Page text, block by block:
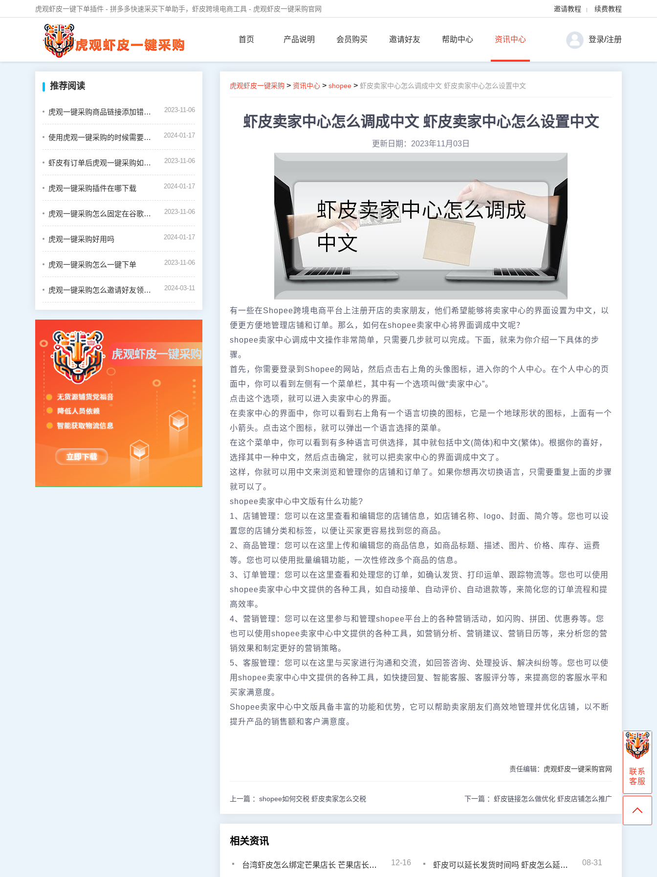
虎观虾皮一键下单插件 - 拼多多快速采买下单助手，虾皮跨境电商工具 - 虎观虾皮一键采购官网 邀请教程 | 续费教程
首页 产品说明 会员购买 邀请好友 帮助中心 资讯中心 登录/注册
推荐阅读
虎观一键采购商品链接添加错误怎么办 2023-11-06
使用虎观一键采购的时候需要绑定虾皮店铺吗 2024-01-17
虾皮有订单后虎观一键采购如何下单 2023-11-06
虎观一键采购插件在哪下载 2024-01-17
虎观一键采购怎么固定在谷歌浏览器的插件栏中 2023-11-06
虎观一键采购好用吗 2024-01-17
虎观一键采购怎么一键下单 2023-11-06
虎观一键采购怎么邀请好友领取奖励 2024-03-11
虎观虾皮一键采购 > 资讯中心 > shopee > 虾皮卖家中心怎么调成中文 虾皮卖家中心怎么设置中文
虾皮卖家中心怎么调成中文 虾皮卖家中心怎么设置中文
更新日期：2023年11月03日
有一些在Shopee跨境电商平台上注册开店的卖家朋友，他们希望能够将卖家中心的界面设置为中文，以
便更方便地管理店铺和订单。那么，如何在shopee卖家中心将界面调成中文呢？
shopee卖家中心调成中文操作非常简单，只需要几步就可以完成。下面，就来为你介绍一下具体的步
骤。
首先，你需要登录到Shopee的网站，然后点击右上角的头像图标，进入你的个人中心。在个人中心的页
面中，你可以看到左侧有一个菜单栏，其中有一个选项叫做“卖家中心”。
点击这个选项，就可以进入卖家中心的界面。
在卖家中心的界面中，你可以看到右上角有一个语言切换的图标，它是一个地球形状的图标，上面有一个
小箭头。点击这个图标，就可以弹出一个语言选择的菜单。
在这个菜单中，你可以看到有多种语言可供选择，其中就包括中文(简体)和中文(繁体)。根据你的喜好，
选择其中一种中文，然后点击确定，就可以把卖家中心的界面调成中文了。
这样，你就可以用中文来浏览和管理你的店铺和订单了。如果你想再次切换语言，只需要重复上面的步骤
就可以了。
shopee卖家中心中文版有什么功能?
1、店铺管理：您可以在这里查看和编辑您的店铺信息，如店铺名称、logo、封面、简介等。您也可以设
置您的店铺分类和标签，以便让买家更容易找到您的商品。
2、商品管理：您可以在这里上传和编辑您的商品信息，如商品标题、描述、图片、价格、库存、运费
等。您也可以使用批量编辑功能，一次性修改多个商品的信息。
3、订单管理：您可以在这里查看和处理您的订单，如确认发货、打印运单、跟踪物流等。您也可以使用
shopee卖家中心中文提供的各种工具，如自动接单、自动评价、自动退款等，来简化您的订单流程和提
高效率。
4、营销管理：您可以在这里参与和管理shopee平台上的各种营销活动，如闪购、拼团、优惠券等。您
也可以使用shopee卖家中心中文提供的各种工具，如营销分析、营销建议、营销日历等，来分析您的营
销效果和制定更好的营销策略。
5、客服管理：您可以在这里与买家进行沟通和交流，如回答咨询、处理投诉、解决纠纷等。您也可以使
用shopee卖家中心中文提供的各种工具，如快捷回复、智能客服、客服评分等，来提高您的客服水平和
买家满意度。
Shopee卖家中心中文版具备丰富的功能和优势，它可以帮助卖家朋友们高效地管理并优化店铺，以不断
提升产品的销售额和客户满意度。
责任编辑： 虎观虾皮一键采购官网
上一篇 ： shopee如何交税 虾皮卖家怎么交税 下一篇 ： 虾皮链接怎么做优化 虾皮店铺怎么推广
相关资讯
台湾虾皮怎么绑定芒果店长 芒果店长怎么一键铺货到虾皮 12-16 虾皮可以延长发货时间吗 虾皮怎么延长发货时间 08-31
联系
客服